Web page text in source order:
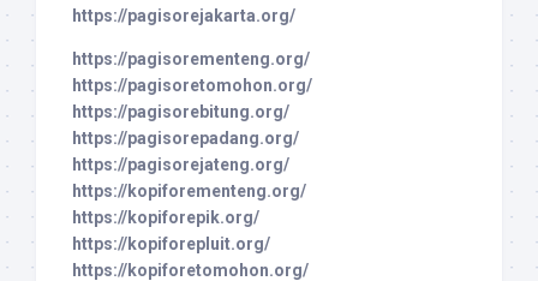
https://pagisorejakarta.org/
https://pagisorementeng.org/
https://pagisoretomohon.org/
https://pagisorebitung.org/
https://pagisorepadang.org/
https://pagisorejateng.org/
https://kopiforementeng.org/
https://kopiforepik.org/
https://kopiforepluit.org/
https://kopiforetomohon.org/